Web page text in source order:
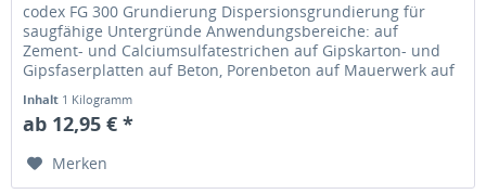
codex FG 300 Grundierung Dispersionsgrundierung für
saugfähige Untergründe Anwendungsbereiche: auf
Zement- und Calciumsulfatestrichen auf Gipskarton- und
Gipsfaserplatten auf Beton, Porenbeton auf Mauerwerk auf
Zement-, Kalk-Zement-, und...
Inhalt 1 Kilogramm
ab 12,95 € *
Merken